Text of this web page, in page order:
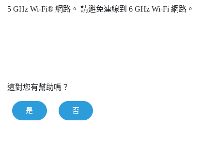
5 GHz Wi‍-Fi® 網路。 請避免連線到 6 GHz Wi‍-Fi 網路。
這對您有幫助嗎？
是 否